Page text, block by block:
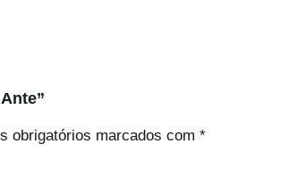
obrigatórios marcados com *